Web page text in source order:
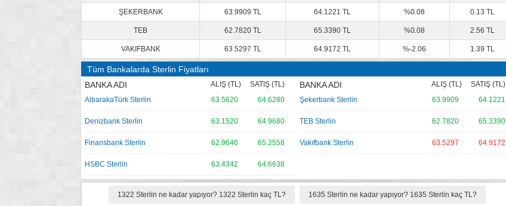
ŞEKERBANK 63.9909 TL 64.1221 TL %0.08 0.13 TL
TEB 62.7820 TL 65.3390 TL %0.08 2.56 TL
VAKIFBANK 63.5297 TL 64.9172 TL %-2.06 1.39 TL
Tüm Bankalarda Sterlin Fiyatları
BANKA ADI
SATIŞ (TL)
ALIŞ (TL)
AlbarakaTürk Sterlin
64.6280
63.5620
Denizbank Sterlin 64.9680
63.1520
Finansbank Sterlin 65.2558
62.9646
HSBC Sterlin 64.6638
63.4342
BANKA ADI SATIŞ (TL)
ALIŞ (TL)
Şekerbank Sterlin
64.1221
63.9909
TEB Sterlin 65.3390
62.7820
Vakıfbank Sterlin 64.9172
63.5297
1322 Sterlin ne kadar yapıyor? 1322 Sterlin kaç TL? 1635 Sterlin ne kadar yapıyor? 1635 Sterlin kaç TL?